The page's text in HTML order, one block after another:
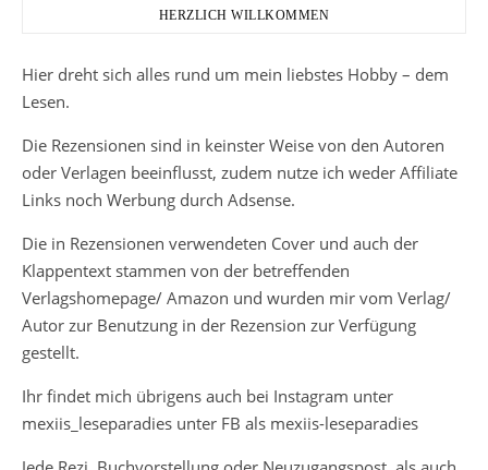
HERZLICH WILLKOMMEN
Hier dreht sich alles rund um mein liebstes Hobby – dem
Lesen.
Die Rezensionen sind in keinster Weise von den Autoren
oder Verlagen beeinflusst, zudem nutze ich weder Affiliate
Links noch Werbung durch Adsense.
Die in Rezensionen verwendeten Cover und auch der
Klappentext stammen von der betreffenden
Verlagshomepage/ Amazon und wurden mir vom Verlag/
Autor zur Benutzung in der Rezension zur Verfügung
gestellt.
Ihr findet mich übrigens auch bei Instagram unter
mexiis_leseparadies unter FB als mexiis-leseparadies